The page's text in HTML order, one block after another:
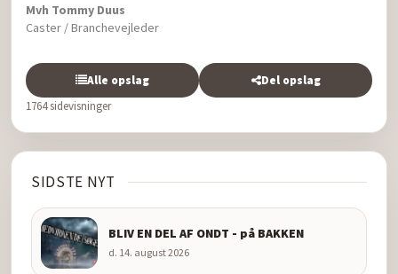
Mvh Tommy Duus
Caster / Branchevejleder
Alle opslag
Del opslag
1764 sidevisninger
SIDSTE NYT
BLIV EN DEL AF ONDT - på BAKKEN
d. 14. august 2026